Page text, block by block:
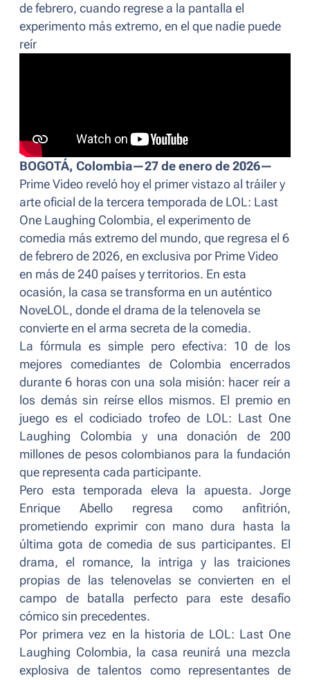
de febrero, cuando regrese a la pantalla el
experimento más extremo, en el que nadie puede
reír
BOGOTÁ, Colombia—27 de enero de 2026—
Prime Video reveló hoy el primer vistazo al tráiler y
arte oficial de la tercera temporada de LOL: Last
One Laughing Colombia, el experimento de
comedia más extremo del mundo, que regresa el 6
de febrero de 2026, en exclusiva por Prime Video
en más de 240 países y territorios. En esta
ocasión, la casa se transforma en un auténtico
NoveLOL, donde el drama de la telenovela se
convierte en el arma secreta de la comedia.
La fórmula es simple pero efectiva: 10 de los
mejores comediantes de Colombia encerrados
durante 6 horas con una sola misión: hacer reír a
los demás sin reírse ellos mismos. El premio en
juego es el codiciado trofeo de LOL: Last One
Laughing Colombia y una donación de 200
millones de pesos colombianos para la fundación
que representa cada participante.
Pero esta temporada eleva la apuesta. Jorge
Enrique Abello regresa como anfitrión,
prometiendo exprimir con mano dura hasta la
última gota de comedia de sus participantes. El
drama, el romance, la intriga y las traiciones
propias de las telenovelas se convierten en el
campo de batalla perfecto para este desafío
cómico sin precedentes.
Por primera vez en la historia de LOL: Last One
Laughing Colombia, la casa reunirá una mezcla
explosiva de talentos como representantes de